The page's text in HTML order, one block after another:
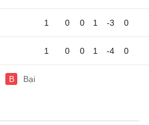
1 0 0 1 -3 0
1 0 0 1 -4 0
B Bại